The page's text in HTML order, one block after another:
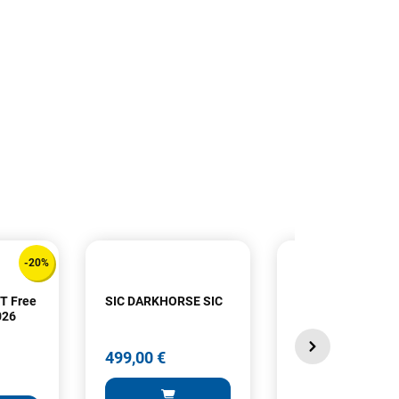
-20%
Free
SIC DARKHORSE SIC
499,00 € 179,00 €